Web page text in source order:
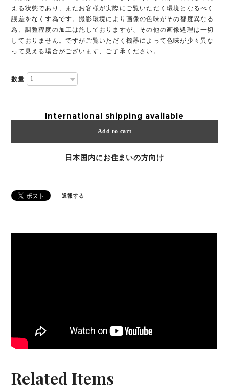
える状態であり、またお客様が実際にご覧いただく環境となるべく
誤差をなくす為です。撮影環境により画像の色味がその都度異なる
為、調整程度の加工は施しておりますが、その他の画像処理は一切
しておりません。ですがご覧いただく機器によって色味が少々異な
って見える場合がございます、ご了承ください。
数量
International shipping available
Add to cart
日本国内にお住まいの方向け
通報する
Related Items